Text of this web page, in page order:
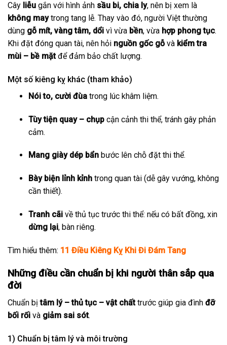
Cây liễu gắn với hình ảnh sầu bi, chia ly, nên bị xem là
không maytrong tang lễ. Thay vào đó, người Việt thường
dùng gỗ mít, vàng tâm, dổi vì vừa bền, vừa hợp phong tục.
Khi đặt đóng quan tài, nên hỏi nguồn gốc gỗvà kiểm tra
mùi – bề mặtđể đảm bảo chất lượng.
Một số kiêng kỵ khác (tham khảo)
Nói to, cười đùatrong lúc khâm liệm.
Tùy tiện quay – chụpcận cảnh thi thể, tránh gây phản
cảm.
Mang giày dép bẩnbước lên chỗ đặt thi thể.
Bày biện lỉnh kỉnhtrong quan tài (dễ gây vướng, không
cần thiết).
Tranh cãivề thủ tục trước thi thể: nếu có bất đồng, xin
dừng lại, bàn riêng.
Tìm hiểu thêm: 11 Điều Kiêng Kỵ Khi Đi Đám Tang
Những điều cần chuẩn bị khi người thân sắp qua
đời
Chuẩn bịtâm lý – thủ tục – vật chấttrước giúp gia đình đỡ
bối rối và giảm sai sót.
1) Chuẩn bị tâm lý và môi trường